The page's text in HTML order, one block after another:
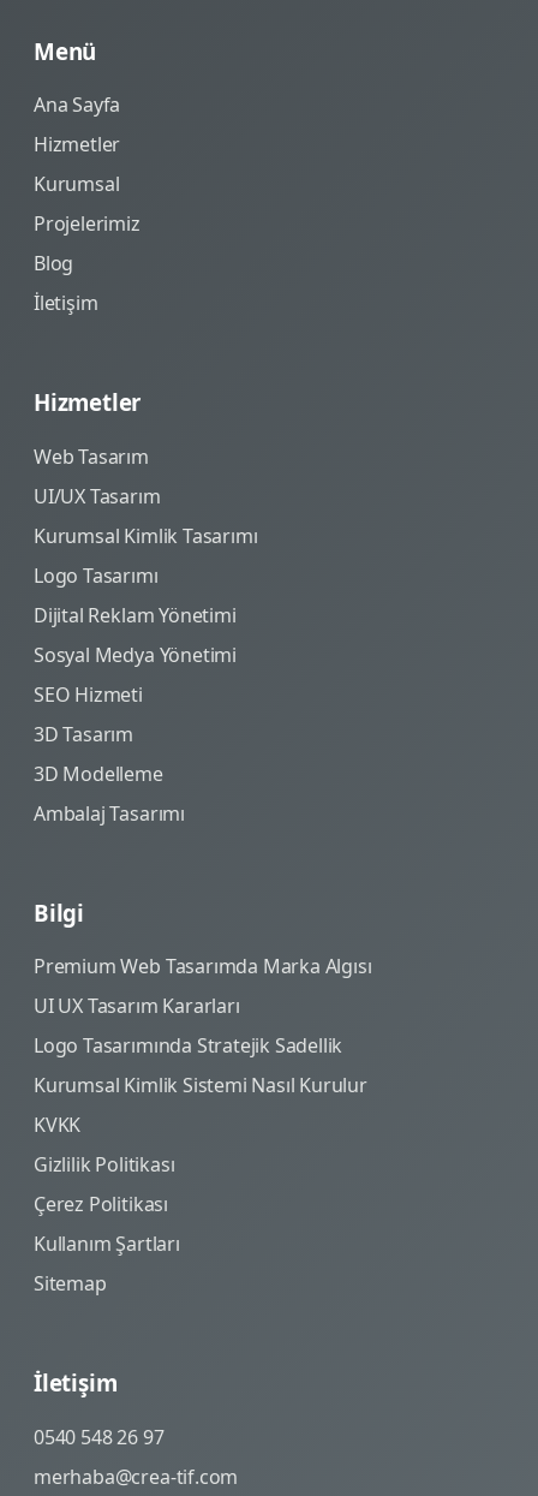
Menü
Ana Sayfa
Hizmetler
Kurumsal
Projelerimiz
Blog
İletişim
Hizmetler
Web Tasarım
UI/UX Tasarım
Kurumsal Kimlik Tasarımı
Logo Tasarımı
Dijital Reklam Yönetimi
Sosyal Medya Yönetimi
SEO Hizmeti
3D Tasarım
3D Modelleme
Ambalaj Tasarımı
Bilgi
Premium Web Tasarımda Marka Algısı
UI UX Tasarım Kararları
Logo Tasarımında Stratejik Sadellik
Kurumsal Kimlik Sistemi Nasıl Kurulur
KVKK
Gizlilik Politikası
Çerez Politikası
Kullanım Şartları
Sitemap
İletişim
0540 548 26 97
merhaba@crea-tif.com